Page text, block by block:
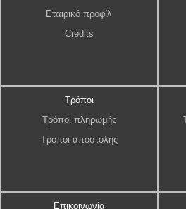
Εταιρικό προφίλ
Credits
Τρόποι
Τρόποι πληρωμής
Τρόποι αποστολής
Επικοινωνία